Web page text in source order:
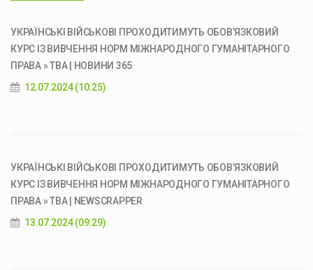
УКРАЇНСЬКІ ВІЙСЬКОВІ ПРОХОДИТИМУТЬ ОБОВ’ЯЗКОВИЙ
КУРС ІЗ ВИВЧЕННЯ НОРМ МІЖНАРОДНОГО ГУМАНІТАРНОГО
ПРАВА » ТВА | НОВИНИ 365
12.07.2024 (10:25)
УКРАЇНСЬКІ ВІЙСЬКОВІ ПРОХОДИТИМУТЬ ОБОВ’ЯЗКОВИЙ
КУРС ІЗ ВИВЧЕННЯ НОРМ МІЖНАРОДНОГО ГУМАНІТАРНОГО
ПРАВА » ТВА | NEWSCRAPPER
13.07.2024 (09:29)